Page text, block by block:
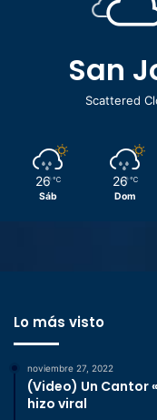
San
Scattered
26 ℃
Sáb
26 ℃
Dom
Lo más visto
noviembre 27, 2022
(Video) Un Cantor
hizo viral